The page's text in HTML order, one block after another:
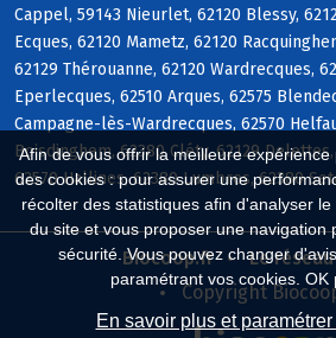
Afin de vous offrir la meilleure expérience
des cookies : pour assurer une
récolter des statistiques afin d'analyser
du site et vous proposer une navigation
sécurité. Vous pouvez changer
paramétrant vos cookies. OK
En savoir plus et
Cappel, 59143 Nieurlet, 62120 Blessy,
Ecques, 62120 Mametz, 62120
62129 Thérouanne, 62120 Wardrecques,
Eperlecques, 62510 Arques, 62575
Campagne-lès-Wardrecques, 62570
Boisdinghem, 62380 Cléty, 62129
62570 Hallines, 62380 Lumbres, 62380
Biocoop.fr
Le
Copyright